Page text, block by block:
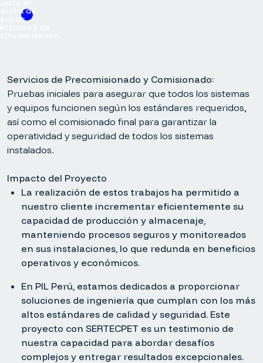
de
Servicios de Precomisionado y Comisionado:
Pruebas iniciales para asegurar que todos los sistemas
y equipos funcionen según los estándares requeridos,
así como el comisionado final para garantizar la
operatividad y seguridad de todos los sistemas
instalados.
Impacto del Proyecto
La realización de estos trabajos ha permitido a
nuestro cliente incrementar eficientemente su
capacidad de producción y almacenaje,
manteniendo procesos seguros y monitoreados
en sus instalaciones, lo que redunda en beneficios
operativos y económicos.
En PIL Perú, estamos dedicados a proporcionar
soluciones de ingeniería que cumplan con los más
altos estándares de calidad y seguridad. Este
proyecto con SERTECPET es un testimonio de
nuestra capacidad para abordar desafíos
complejos y entregar resultados excepcionales.